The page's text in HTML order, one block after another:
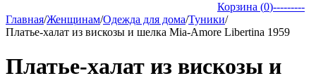
Корзина (0)---------
Главная/Женщинам/Одежда для дома/Туники/
Платье-халат из вискозы и шелка Mia-Amore Libertina 1959
Платье-халат из вискозы и